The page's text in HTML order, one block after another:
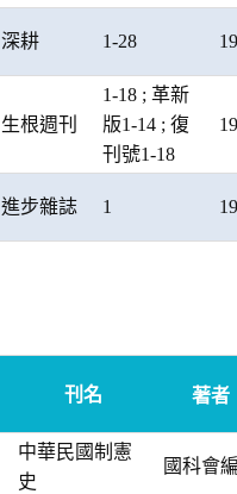
深耕 1-28
生根週刊
1-18 ; 革新
版1-14 ; 復
刊號1-18
進步雜誌 1
刊名 著者
中華民國制憲
史
國科會編